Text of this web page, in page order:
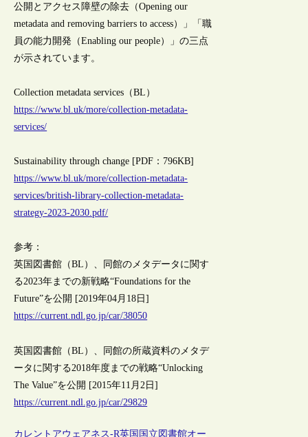
公開とアクセス障壁の除去（Opening our
metadata and removing barriers to access）」「職
員の能力開発（Enabling our people）」の三点
が示されています。
Collection metadata services（BL）
https://www.bl.uk/more/collection-metadata-
services/
Sustainability through change [PDF：796KB]
https://www.bl.uk/more/collection-metadata-
services/british-library-collection-metadata-
strategy-2023-2030.pdf/
参考：
英国図書館（BL）、同館のメタデータに関す
る2023年までの新戦略“Foundations for the
Future”を公開 [2019年04月18日]
https://current.ndl.go.jp/car/38050
英国図書館（BL）、同館の所蔵資料のメタデ
ータに関する2018年度までの戦略“Unlocking
The Value”を公開 [2015年11月2日]
https://current.ndl.go.jp/car/29829
カレントアウェアネス-R英国 国立図書館オー